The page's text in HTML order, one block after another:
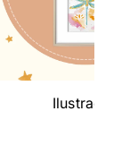
Ilustrações